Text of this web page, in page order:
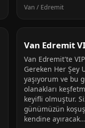
Van / Edremit
Van Edremit
Van Edremit'te
Gereken Her Şey
yaşıyorum ve bu
olanakları
keyifli olmuştur.
günümüzün
kendine ayıracak...